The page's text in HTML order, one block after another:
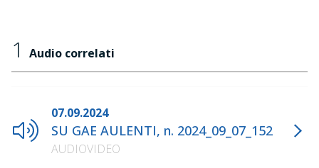
1 Audio correlati
07.09.2024
SU GAE AULENTI, n. 2024_09_07_152
AUDIOVIDEO